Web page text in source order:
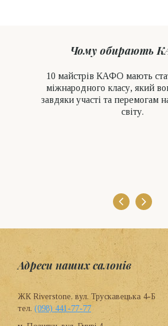
Чому обирають
10 майстрів КАФО мають
міжнародного класу, який
завдяки участі та перемогам
світу.
Адреси наших салонів
ЖК Riverstone, вул. Трускавецька 4-Б
тел. (098) 441-77-77